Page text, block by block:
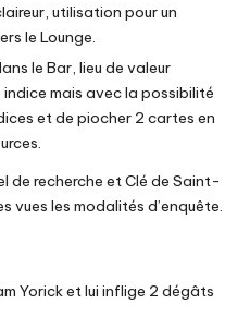
utilisation pour un
le Lounge.
le Bar, lieu de valeur
mais avec la possibilité
et de piocher 2 cartes en
de recherche et Clé de Saint-
vues les modalités d’enquête.
Yorick et lui inflige 2 dégâts